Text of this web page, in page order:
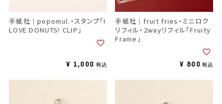
手紙社｜popomul.・スタンプ「I
LOVE DONUTS! CLIP」
¥ 1,000 税込
手紙社｜fruit fries・ミニロク
リフィル・2wayリフィル「Fruity
Frame」
¥ 800 税込